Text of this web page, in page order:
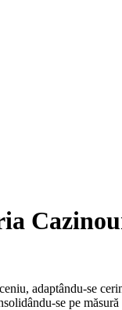
adaptându-se
se pe